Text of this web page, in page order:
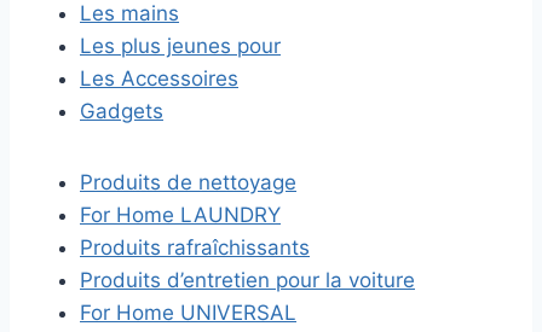
Les mains
Les plus jeunes pour
Les Accessoires
Gadgets
Produits de nettoyage
For Home LAUNDRY
Produits rafraîchissants
Produits d’entretien pour la voiture
For Home UNIVERSAL